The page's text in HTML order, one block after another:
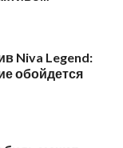
Niva Legend:
обойдется